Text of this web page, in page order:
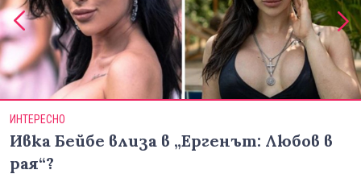
ИНТЕРЕСНО
Ивка Бейбе влиза в „Ергенът: Любов в
рая“?